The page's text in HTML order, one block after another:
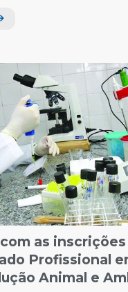
as
Profissional
Animal e